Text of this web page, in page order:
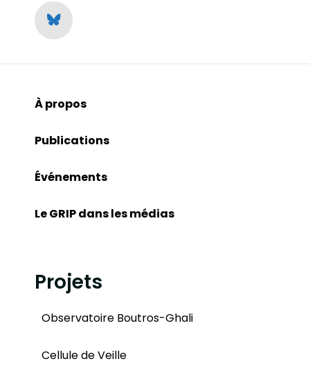
À propos
Publications
Événements
Le GRIP dans les médias
Projets
Observatoire Boutros-Ghali
Cellule de Veille